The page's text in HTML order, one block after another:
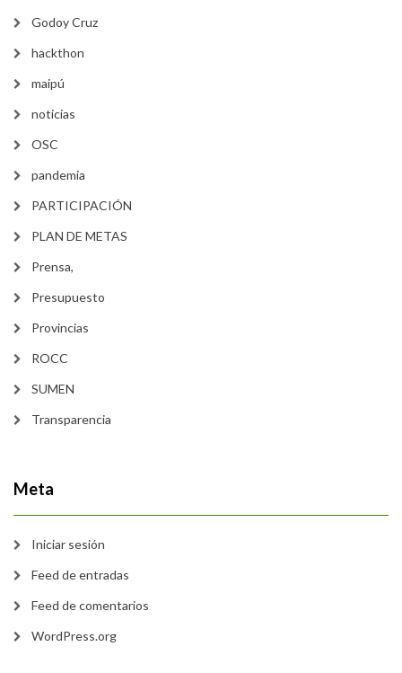
Godoy Cruz
hackthon
maipú
noticias
OSC
pandemia
PARTICIPACIÓN
PLAN DE METAS
Prensa,
Presupuesto
Provincias
ROCC
SUMEN
Transparencia
Meta
Iniciar sesión
Feed de entradas
Feed de comentarios
WordPress.org